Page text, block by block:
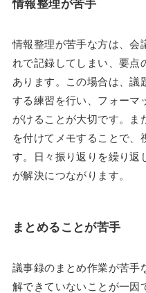
情報整理が苦手
情報整理が苦手な方は、会
れで記録してしまい、要点
あります。この場合は、議
する練習を行い、フォーマ
がけることが大切です。ま
を付けてメモすることで、
す。日々振り返りを繰り返
が解決につながります。
まとめることが苦手
議事録のまとめ作業が苦手
解できていないことが一因